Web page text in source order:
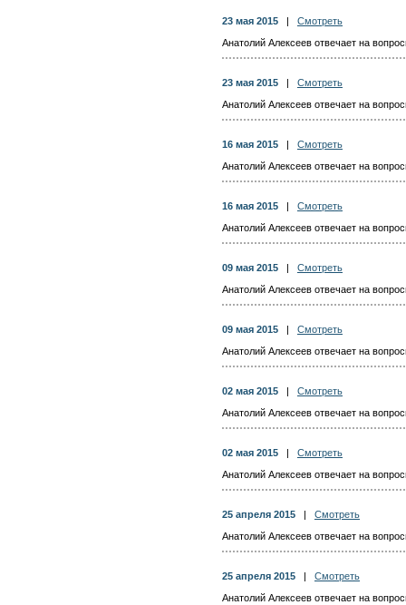
23 мая 2015
Смотреть
Анатолий Алексеев отвечает на
23 мая 2015
Смотреть
Анатолий Алексеев отвечает на
16 мая 2015
Смотреть
Анатолий Алексеев отвечает на
16 мая 2015
Смотреть
Анатолий Алексеев отвечает на
09 мая 2015
Смотреть
Анатолий Алексеев отвечает на
09 мая 2015
Смотреть
Анатолий Алексеев отвечает на
02 мая 2015
Смотреть
Анатолий Алексеев отвечает на
02 мая 2015
Смотреть
Анатолий Алексеев отвечает на
25 апреля 2015
Смотреть
Анатолий Алексеев отвечает на
25 апреля 2015
Смотреть
Анатолий Алексеев отвечает на